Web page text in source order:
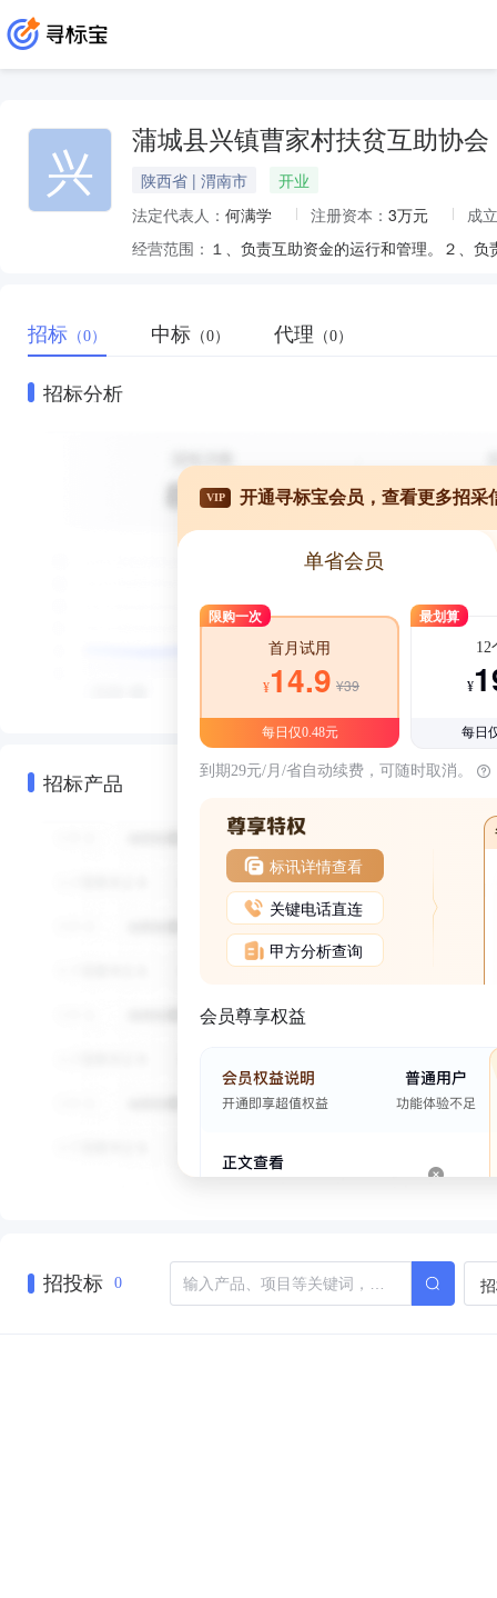
兴 蒲城县兴镇曹家村扶贫互助协会
陕西省 | 渭南市
开业
法定代表人： 何满学 注册资本： 3万元
成
经营范围： １、负责互助资金的运行和管理。２、
招标 （0） 中标 （0） 代理 （0）
招标分析
招标产品
VIP 开通寻标宝会员，查看更多招采
单省会员
限购一次
首月试用
¥14.9 ¥39
每日仅0.48元
最划算
12
¥
每日
到期29元/月/省自动续费，可随时取消。
标讯详情查看
关键电话直连
甲方分析查询
会员尊享权益
招投标 0